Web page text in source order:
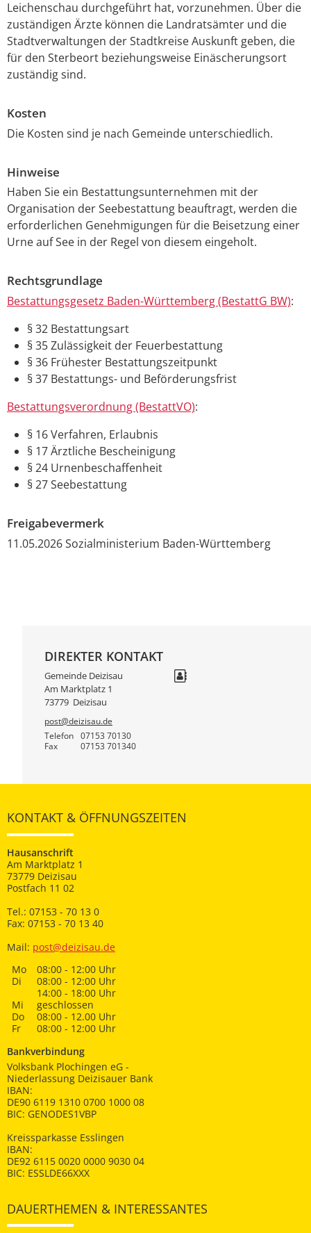
Leichenschau durchgeführt hat, vorzunehmen. Über die
zuständigen Ärzte können die Landratsämter und die
Stadtverwaltungen der Stadtkreise Auskunft geben, die
für den Sterbeort beziehungsweise Einäscherungsort
zuständig sind.
Kosten
Die Kosten sind je nach Gemeinde unterschiedlich.
Hinweise
Haben Sie ein Bestattungsunternehmen mit der
Organisation der Seebestattung beauftragt, werden die
erforderlichen Genehmigungen für die Beisetzung einer
Urne auf See in der Regel von diesem eingeholt.
Rechtsgrundlage
Bestattungsgesetz Baden-Württemberg (BestattG BW):
§ 32 Bestattungsart
§ 35 Zulässigkeit der Feuerbestattung
§ 36 Frühester Bestattungszeitpunkt
§ 37 Bestattungs- und Beförderungsfrist
Bestattungsverordnung (BestattVO):
§ 16 Verfahren, Erlaubnis
§ 17 Ärztliche Bescheinigung
§ 24 Urnenbeschaffenheit
§ 27 Seebestattung
Freigabevermerk
11.05.2026 Sozialministerium Baden-Württemberg
DIREKTER KONTAKT
Gemeinde Deizisau
Am Marktplatz 1
73779 Deizisau
post@deizisau.de
Telefon
07153 70130
Fax 07153 701340
KONTAKT & ÖFFNUNGSZEITEN
Hausanschrift
Am Marktplatz 1
73779 Deizisau
Postfach 11 02
Tel.: 07153 - 70 13 0
Fax: 07153 - 70 13 40
Mail: post@deizisau.de
Mo
08:00 - 12:00 Uhr
Di
08:00 - 12:00 Uhr
14:00 - 18:00 Uhr
Mi
geschlossen
Do
08:00 - 12.00 Uhr
Fr
08:00 - 12:00 Uhr
Bankverbindung
Volksbank Plochingen eG -
Niederlassung Deizisauer Bank
IBAN:
DE90 6119 1310 0700 1000 08
BIC: GENODES1VBP
Kreissparkasse Esslingen
IBAN:
DE92 6115 0020 0000 9030 04
BIC: ESSLDE66XXX
DAUERTHEMEN & INTERESSANTES